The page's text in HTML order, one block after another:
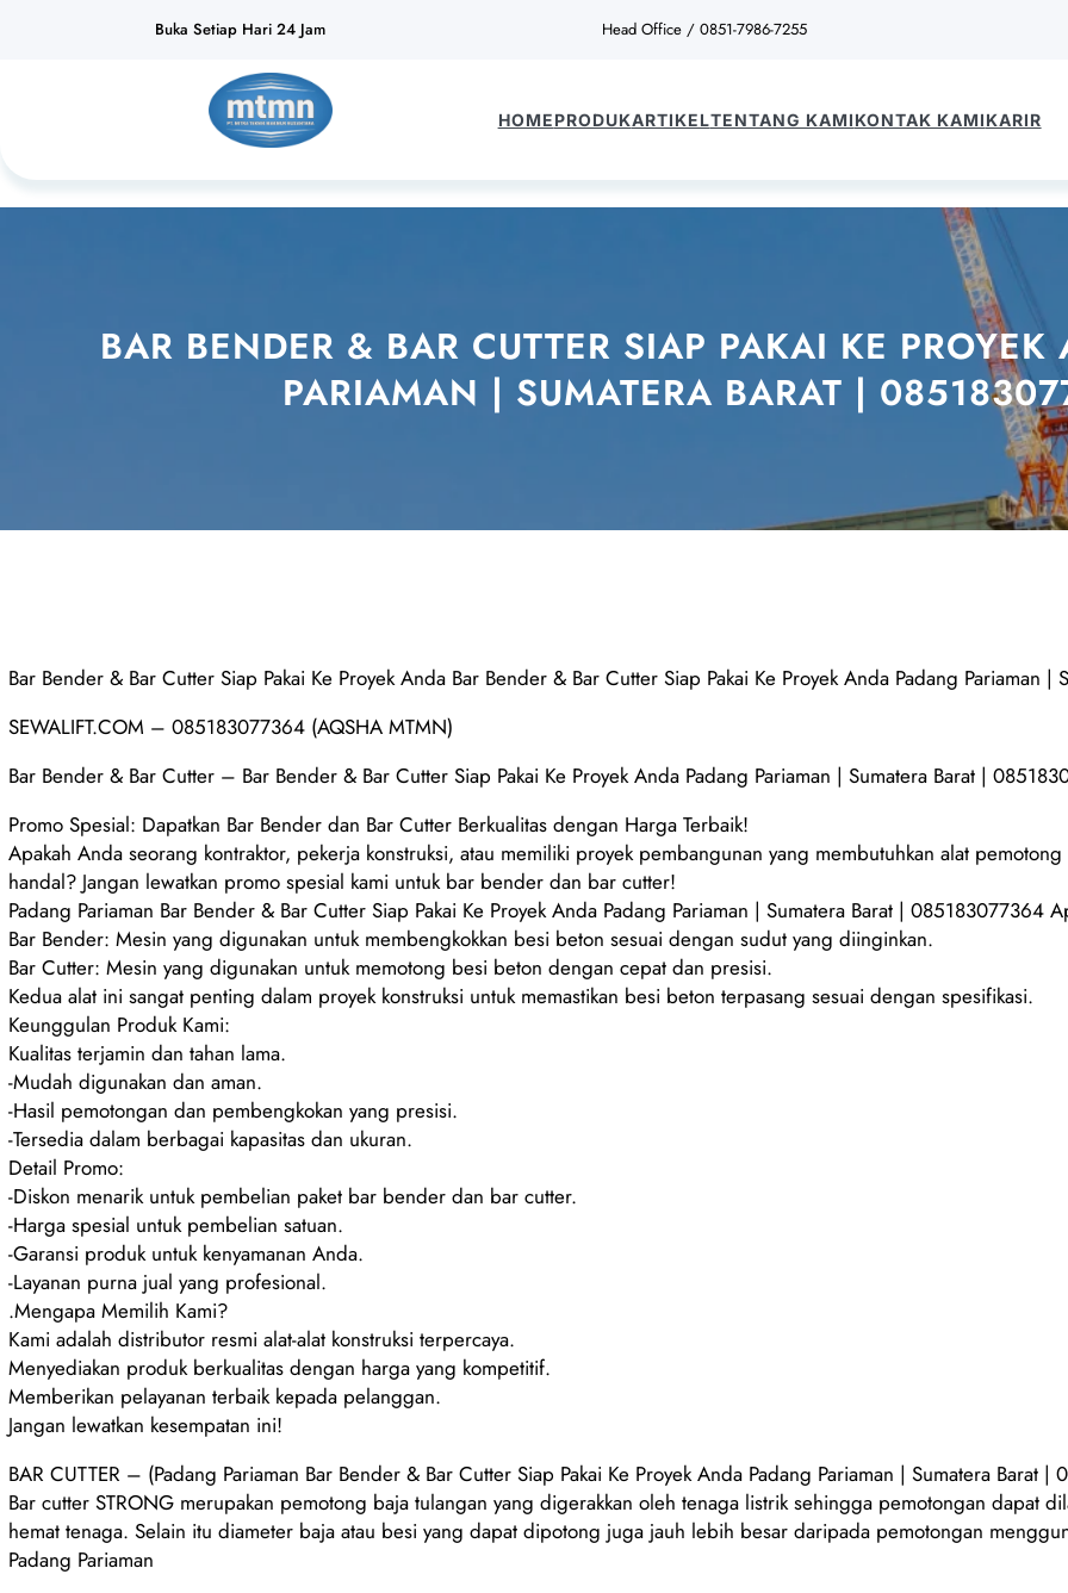
Buka Setiap Hari 24 Jam Head Office / 0851-7986-7255
HOMEPRODUKARTIKELTENTANG KAMIKONTAK KAMIKARIR
BAR BENDER & BAR CUTTER SIAP PAKAI KE
PARIAMAN | SUMATERA BARAT |
Bar Bender & Bar Cutter Siap Pakai Ke Proyek Anda Bar Bender & Bar Cutter Siap Pakai Ke Proyek Anda Padang Pariaman
SEWALIFT.COM – 085183077364 (AQSHA MTMN)
Bar Bender & Bar Cutter – Bar Bender & Bar Cutter Siap Pakai Ke Proyek Anda Padang Pariaman | Sumatera Barat |
Promo Spesial: Dapatkan Bar Bender dan Bar Cutter Berkualitas dengan Harga Terbaik!
Apakah Anda seorang kontraktor, pekerja konstruksi, atau memiliki proyek pembangunan yang membutuhkan alat
handal? Jangan lewatkan promo spesial kami untuk bar bender dan bar cutter!
Padang Pariaman Bar Bender & Bar Cutter Siap Pakai Ke Proyek Anda Padang Pariaman | Sumatera Barat | 085183077364
Bar Bender: Mesin yang digunakan untuk membengkokkan besi beton sesuai dengan sudut yang diinginkan.
Bar Cutter: Mesin yang digunakan untuk memotong besi beton dengan cepat dan presisi.
Kedua alat ini sangat penting dalam proyek konstruksi untuk memastikan besi beton terpasang sesuai dengan spesifikasi.
Keunggulan Produk Kami:
Kualitas terjamin dan tahan lama.
-Mudah digunakan dan aman.
-Hasil pemotongan dan pembengkokan yang presisi.
-Tersedia dalam berbagai kapasitas dan ukuran.
Detail Promo:
-Diskon menarik untuk pembelian paket bar bender dan bar cutter.
-Harga spesial untuk pembelian satuan.
-Garansi produk untuk kenyamanan Anda.
-Layanan purna jual yang profesional.
.Mengapa Memilih Kami?
Kami adalah distributor resmi alat-alat konstruksi terpercaya.
Menyediakan produk berkualitas dengan harga yang kompetitif.
Memberikan pelayanan terbaik kepada pelanggan.
Jangan lewatkan kesempatan ini!
BAR CUTTER – (Padang Pariaman Bar Bender & Bar Cutter Siap Pakai Ke Proyek Anda Padang Pariaman | Sumatera Barat
Bar cutter STRONG merupakan pemotong baja tulangan yang digerakkan oleh tenaga listrik sehingga pemotongan dapat
hemat tenaga. Selain itu diameter baja atau besi yang dapat dipotong juga jauh lebih besar daripada pemotongan
Padang Pariaman